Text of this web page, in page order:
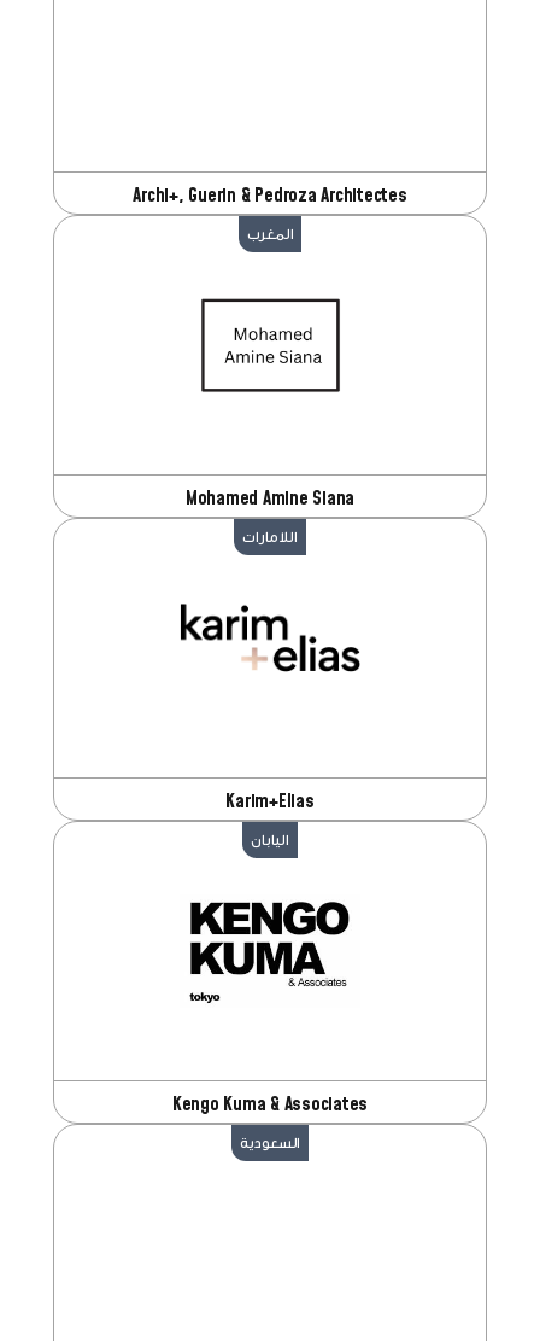
Archi+, Guerin & Pedroza Architectes
Mohamed Amine Siana
المغرب
Karim+Elias
اللامارات
Kengo Kuma & Associates
اليابان
السعودية